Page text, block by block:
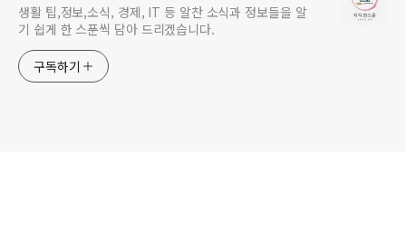
생활 팁,정보,소식, 경제, IT 등 알찬 소식과 정보들을 알
기 쉽게 한 스푼씩 담아 드리겠습니다.
구독하기